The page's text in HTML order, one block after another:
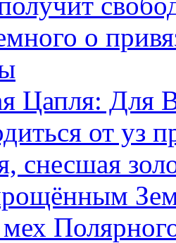
о
Цапля: Для
от уз
снесшая